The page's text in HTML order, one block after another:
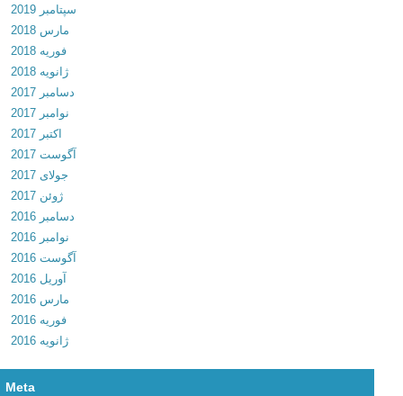
و
د
ا
ز
ی
ر
م
ه
ا
ی
ز
ک
ا
سپتامبر 2019
مارس 2018
فوریه 2018
ژانویه 2018
دسامبر 2017
نوامبر 2017
آگوست 2017
جولای 2017
ژوئن 2017
دسامبر 2016
نوامبر 2016
آگوست 2016
آوریل 2016
مارس 2016
فوریه 2016
ژانویه 2016
Meta